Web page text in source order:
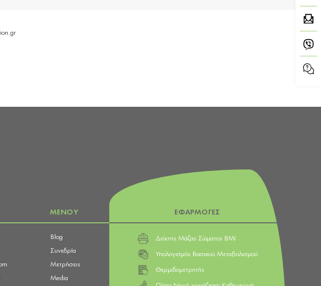
ΜΕΝΟΥ
Blog
Συνεδρία
Μετρήσεις
Media
ΕΦΑΡΜΟΓΕΣ
Δείκτης Μάζας Σώματος BMI
Υπολογισμός Βασικού Μεταβολισμού
Θερμιδομετρητής